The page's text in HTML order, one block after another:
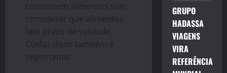
consomem alimentos sem
considerar que alimentos
tem prazo de validade.
Cuidar disso também é
importante.
GRUPO
HADASSA
VIAGENS
VIRA
REFERÊNCIA